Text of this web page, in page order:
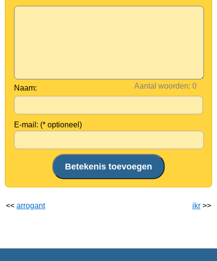
Aantal woorden:
Naam:
E-mail: (* optioneel)
<< arrogant ikr >>